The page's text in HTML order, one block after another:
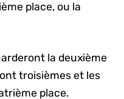
place, ou la
la deuxième
troisièmes et les
place.